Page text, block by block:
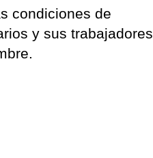
condiciones de
y sus trabajadores